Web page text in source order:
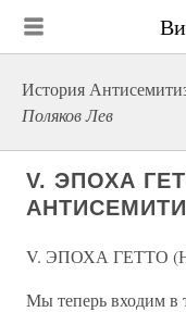
История
Поляков Лев
V. ЭПОХА
V. ЭПОХА ГЕТТО
Мы теперь входим в